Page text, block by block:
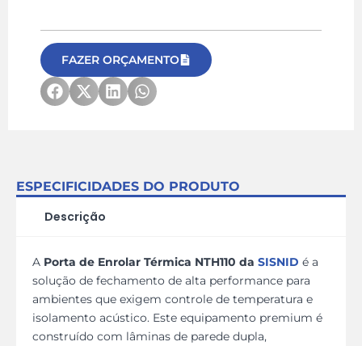
FAZER ORÇAMENTO
ESPECIFICIDADES DO PRODUTO
Descrição
A Porta de Enrolar Térmica NTH110 da SISNID é a
solução de fechamento de alta performance para
ambientes que exigem controle de temperatura e
isolamento acústico. Este equipamento premium é
construído com lâminas de parede dupla,